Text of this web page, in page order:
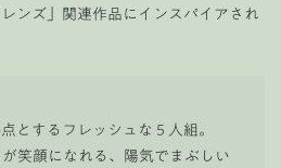
ンズ」関連作品にインスパイアされ
とするフレッシュな５人組。
笑顔になれる、陽気でまぶしい